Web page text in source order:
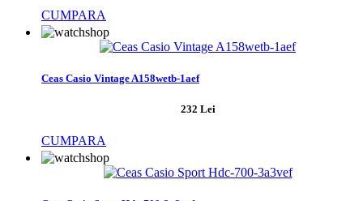
CUMPARA
Ceas Casio Vintage A158wetb-1aef
232 Lei
CUMPARA